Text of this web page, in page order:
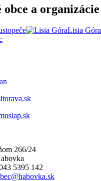
obce a organizácie
Lisia Góra
266/24
5395 142